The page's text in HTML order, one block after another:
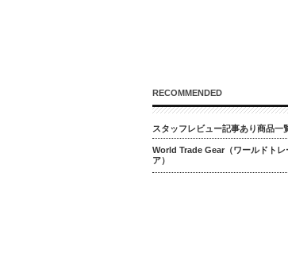
RECOMMENDED
スタッフレビュー記事あり商品一
World Trade Gear（ワールドトレ
ア）